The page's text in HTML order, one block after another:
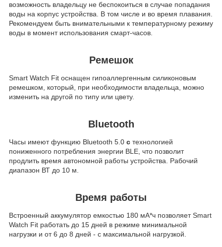
возможность владельцу не беспокоиться в случае попадания
воды на корпус устройства. В том числе и во время плавания.
Рекомендуем быть внимательными к температурному режиму
воды в момент использования смарт-часов.
Ремешок
Smart Watch Fit оснащен гипоаллергенным силиконовым
ремешком, который, при необходимости владельца, можно
изменить на другой по типу или цвету.
Bluetooth
Часы имеют функцию Bluetooth 5.0 с технологией
пониженного потребления энергии BLE, что позволит
продлить время автономной работы устройства. Рабочий
диапазон ВТ до 10 м.
Время работы
Встроенный аккумулятор емкостью 180 мА*ч позволяет Smart
Watch Fit работать до 15 дней в режиме минимальной
нагрузки и от 6 до 8 дней - с максимальной нагрузкой.